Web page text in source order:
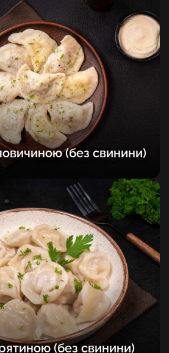
(без свинини)
(без свинини)